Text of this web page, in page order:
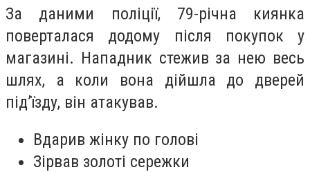
За даними поліції, 79-річна киянка
поверталася додому після покупок у
магазині. Нападник стежив за нею весь
шлях, а коли вона дійшла до дверей
під’їзду, він атакував.
Вдарив жінку по голові
Зірвав золоті сережки